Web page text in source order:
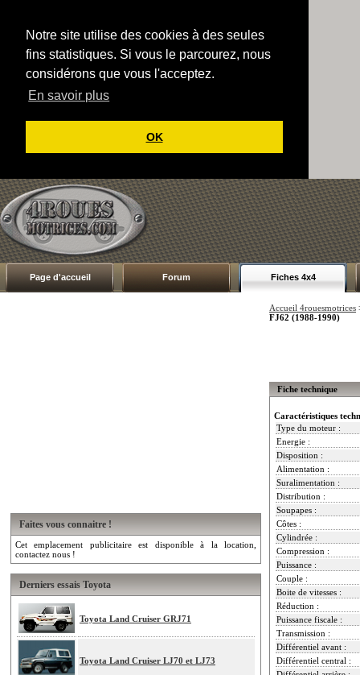
Notre site utilise des cookies à des seules
fins statistiques. Si vous le parcourez, nous
considérons que vous l'acceptez.
En savoir plus
OK
Page d'accueil Forum Fiches 4x4
Faites vous connaitre !
Cet emplacement publicitaire est disponible à la location,
contactez nous !
Derniers essais Toyota
Toyota Land Cruiser GRJ71
Toyota Land Cruiser LJ70 et LJ73
Accueil 4rouesmotrices
FJ62 (1988-1990)
Fiche technique
Caractéristiques
Type du moteur :
Energie :
Disposition :
Alimentation :
Suralimentation :
Distribution :
Soupapes :
Côtes :
Cylindrée :
Compression :
Puissance :
Couple :
Boite de vitesses :
Réduction :
Puissance fiscale :
Transmission :
Différentiel avant :
Différentiel central :